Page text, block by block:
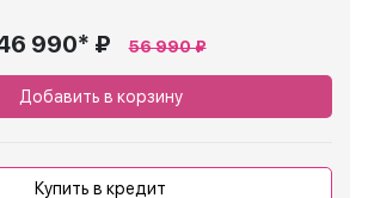
990* ₽ 56 990 ₽
Добавить в корзину
Купить в кредит